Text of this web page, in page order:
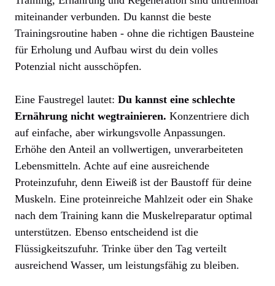
miteinander verbunden. Du kannst die beste
Trainingsroutine haben - ohne die richtigen Bausteine
für Erholung und Aufbau wirst du dein volles
Potenzial nicht ausschöpfen.
Eine Faustregel lautet: Du kannst eine schlechte
Ernährung nicht wegtrainieren. Konzentriere dich
auf einfache, aber wirkungsvolle Anpassungen.
Erhöhe den Anteil an vollwertigen, unverarbeiteten
Lebensmitteln. Achte auf eine ausreichende
Proteinzufuhr, denn Eiweiß ist der Baustoff für deine
Muskeln. Eine proteinreiche Mahlzeit oder ein Shake
nach dem Training kann die Muskelreparatur optimal
unterstützen. Ebenso entscheidend ist die
Flüssigkeitszufuhr. Trinke über den Tag verteilt
ausreichend Wasser, um leistungsfähig zu bleiben.